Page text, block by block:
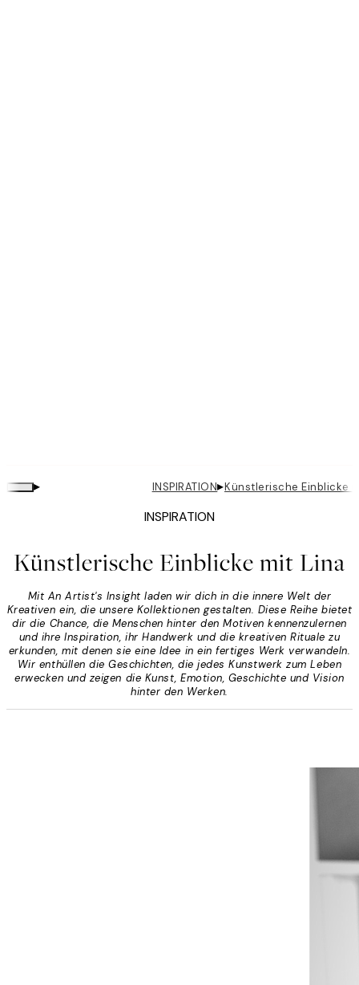
▸ INSPIRATION▸Künstlerische Einblicke
INSPIRATION
Künstlerische Einblicke mit Lina
Mit An Artist's Insight laden wir dich in die innere Welt der
Kreativen ein, die unsere Kollektionen gestalten. Diese Reihe bietet
dir die Chance, die Menschen hinter den Motiven kennenzulernen
und ihre Inspiration, ihr Handwerk und die kreativen Rituale zu
erkunden, mit denen sie eine Idee in ein fertiges Werk verwandeln.
Wir enthüllen die Geschichten, die jedes Kunstwerk zum Leben
erwecken und zeigen die Kunst, Emotion, Geschichte und Vision
hinter den Werken.